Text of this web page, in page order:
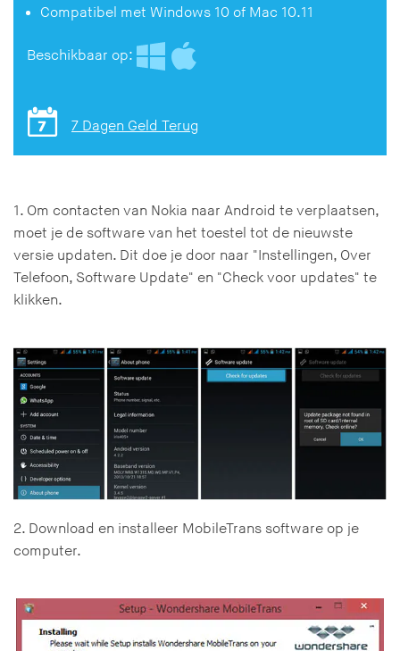
Compatibel met Windows 10 of Mac 10.11
Beschikbaar op:
7 Dagen Geld Terug
1. Om contacten van Nokia naar Android te verplaatsen,
moet je de software van het toestel tot de nieuwste
versie updaten. Dit doe je door naar "Instellingen, Over
Telefoon, Software Update" en "Check voor updates" te
klikken.
2. Download en installeer MobileTrans software op je
computer.